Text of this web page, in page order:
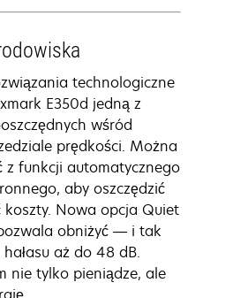
technologiczne
E350d jedną z
wśród
prędkości. Można
z funkcji automatycznego
aby oszczędzić
koszty. Nowa opcja Quiet
obniżyć — i tak
aż do 48 dB.
nie tylko pieniądze, ale